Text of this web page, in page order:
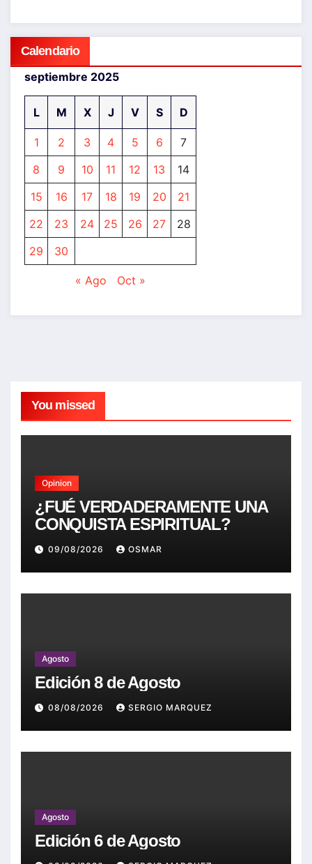
Calendario
septiembre 2025
L M X J V S D
1 2 3 4 5 6
7
8
9 10 11 12 13
14
15
16 17 18 19 20
21
22
23 24 25 26 27
28
29
30
« Ago Oct »
You missed
Opinion
¿FUÉ VERDADERAMENTE UNA
CONQUISTA ESPIRITUAL?
09/08/2026 OSMAR
Agosto
Edición 8 de Agosto
08/08/2026 SERGIO MARQUEZ
Agosto
Edición 6 de Agosto